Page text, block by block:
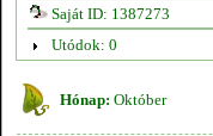
Saját ID: 1387273
Utódok: 0
Hónap: Október